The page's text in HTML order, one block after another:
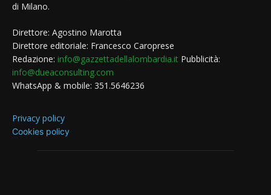
di Milano.
Direttore: Agostino Marotta
Direttore editoriale: Francesco Caroprese
Redazione: info@gazzettadellalombardia.it Pubblicità:
info@dueaconsulting.com
WhatsApp & mobile: 351.5646236
Privacy policy
Cookies policy